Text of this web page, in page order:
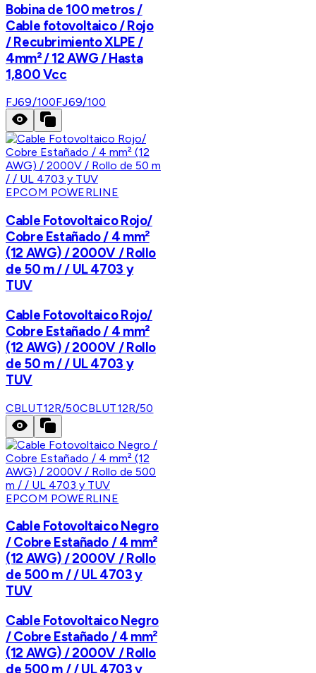
Bobina de 100 metros /
Cable fotovoltaico / Rojo
/ Recubrimiento XLPE /
4mm² / 12 AWG / Hasta
1,800 Vcc
FJ69/100FJ69/100
EPCOM POWERLINE
Cable Fotovoltaico Rojo/
Cobre Estañado / 4 mm²
(12 AWG) / 2000V / Rollo
de 50 m / / UL 4703 y
TUV
Cable Fotovoltaico Rojo/
Cobre Estañado / 4 mm²
(12 AWG) / 2000V / Rollo
de 50 m / / UL 4703 y
TUV
CBLUT12R/50CBLUT12R/50
EPCOM POWERLINE
Cable Fotovoltaico Negro
/ Cobre Estañado / 4 mm²
(12 AWG) / 2000V / Rollo
de 500 m / / UL 4703 y
TUV
Cable Fotovoltaico Negro
/ Cobre Estañado / 4 mm²
(12 AWG) / 2000V / Rollo
de 500 m / / UL 4703 y